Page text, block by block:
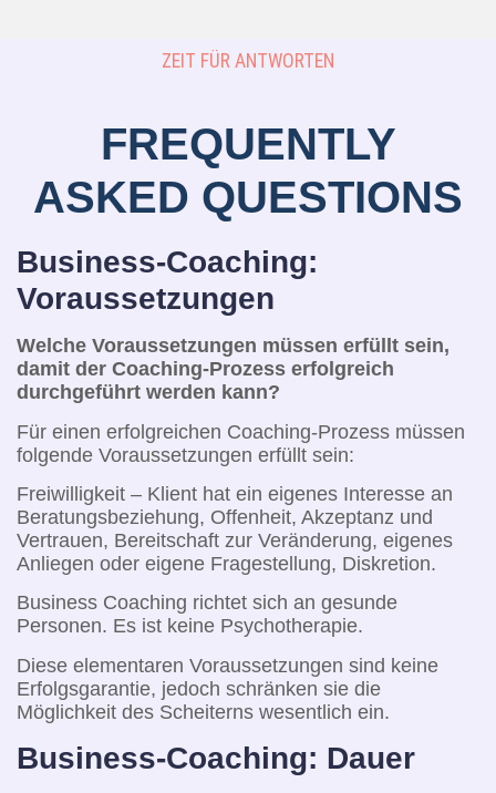
ZEIT FÜR ANTWORTEN
FREQUENTLY
ASKED QUESTIONS
Business-Coaching:
Voraussetzungen
Welche Voraussetzungen müssen erfüllt sein,
damit der Coaching-Prozess erfolgreich
durchgeführt werden kann?
Für einen erfolgreichen Coaching-Prozess müssen
folgende Voraussetzungen erfüllt sein:
Freiwilligkeit – Klient hat ein eigenes Interesse an
Beratungsbeziehung, Offenheit, Akzeptanz und
Vertrauen, Bereitschaft zur Veränderung, eigenes
Anliegen oder eigene Fragestellung, Diskretion.
Business Coaching richtet sich an gesunde
Personen. Es ist keine Psychotherapie.
Diese elementaren Voraussetzungen sind keine
Erfolgsgarantie, jedoch schränken sie die
Möglichkeit des Scheiterns wesentlich ein.
Business-Coaching: Dauer